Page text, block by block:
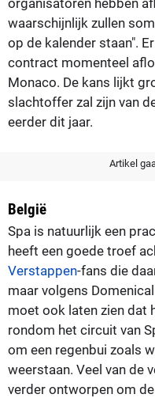
waarschijnlijk zullen
op de kalender staan".
contract momenteel
Monaco. De kans lijkt
slachtoffer zal zijn van
eerder dit jaar.
Artikel
België
Spa is natuurlijk een
heeft een goede troef
Verstappen-fans die
maar volgens
moet ook laten zien dat
rondom het circuit van
om een regenbui zoals
weerstaan. Veel van de
verder ontworpen om